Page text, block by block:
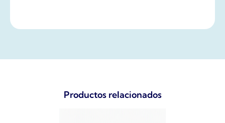
Productos relacionados